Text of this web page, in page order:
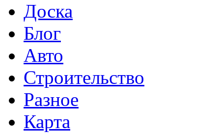
Доска
Блог
Авто
Строительство
Разное
Карта